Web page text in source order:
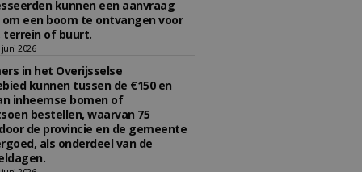
kunnen een aanvraag
om een boom te ontvangen voor
terrein of buurt.
2026
in het Overijsselse
kunnen tussen de €150 en
inheemse bomen of
bestellen, waarvan 75
de provincie en de gemeente
als onderdeel van de